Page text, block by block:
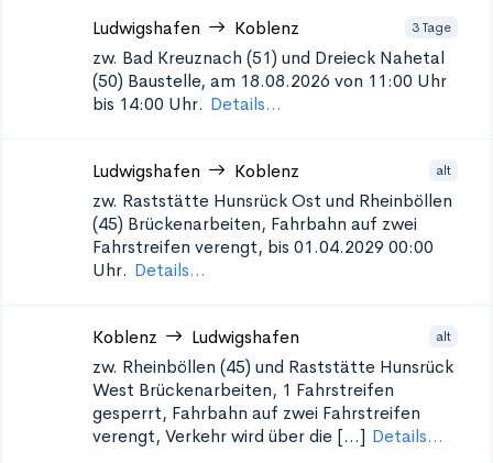
Ludwigshafen Koblenz 3 Tage
zw. Bad Kreuznach (51) und Dreieck Nahetal
(50) Baustelle, am 18.08.2026 von 11:00 Uhr
bis 14:00 Uhr. Details...
Ludwigshafen Koblenz alt
zw. Raststätte Hunsrück Ost und Rheinböllen
(45) Brückenarbeiten, Fahrbahn auf zwei
Fahrstreifen verengt, bis 01.04.2029 00:00
Uhr. Details...
Koblenz Ludwigshafen alt
zw. Rheinböllen (45) und Raststätte Hunsrück
West Brückenarbeiten, 1 Fahrstreifen
gesperrt, Fahrbahn auf zwei Fahrstreifen
verengt, Verkehr wird über die [...] Details...